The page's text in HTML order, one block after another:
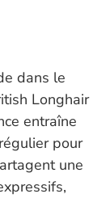
dans le
Longhair
entraîne
pour
une